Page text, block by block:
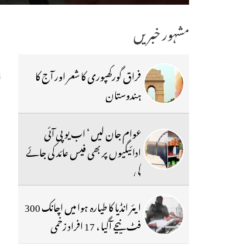
مشہور خبریں
فراق گورکھپوری کا شعر اور آج کا
ہندوستان
عوام جان لیں ‘ اب یو پی آئی
ادائیگیوں پر بھی فیس عائد کی جائے
گی
ایئر انڈیا کا طیارہ ہوا میں اچانک 300
فٹ نیچے آگیا ، 17 افراد زخمی